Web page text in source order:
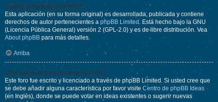
¿Quién programó este foro?
Esta aplicación (en su forma original) es desarrollada, publicada y contiene
derechos de autor pertenecientes a phpBB Limited . Está hecho bajo la GNU
(Licencia Pública General) versión 2 (GPL-2.0) y es de libre distribución. Vea
About phpBBpara más detalles.
Arriba
¿Por qué este foro no tiene tal cosa?
Este foro fue escrito y licenciado a través de phpBB Limited. Si usted cree que
se debe añadir alguna característica por favor visite Centro de phpBB Ideas
(en Inglés), donde se puede votar en ideas existentes o sugerir nuevas